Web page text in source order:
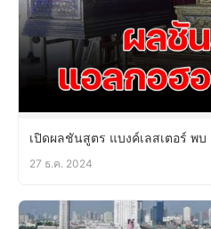
เปิดผลชันสูตร แบงค์เลสเตอร์ พ
27 ธ.ค. 2024